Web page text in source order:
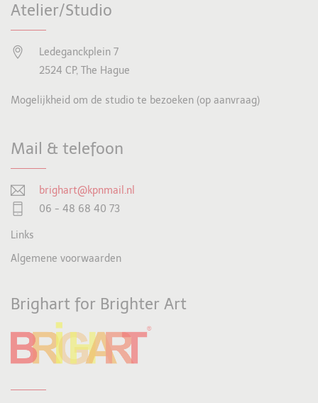
Atelier/Studio
Ledeganckplein 7
2524 CP, The Hague
Mogelijkheid om de studio te bezoeken (op aanvraag)
Mail & telefoon
brighart@kpnmail.nl
06 - 48 68 40 73
Links
Algemene voorwaarden
Brighart for Brighter Art